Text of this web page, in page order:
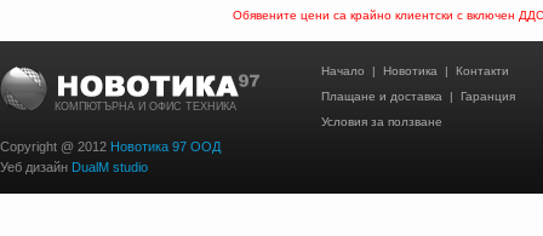
Обявените цени са крайно клиентски с включен ДДС
КОМПЮТЪРНА И ОФИС ТЕХНИКА
Copyright @ 2012 Новотика 97 ООД
Уеб дизайн DualM studio
Начало | Новотика | Контакти
Плащане и доставка | Гаранция
Условия за ползване